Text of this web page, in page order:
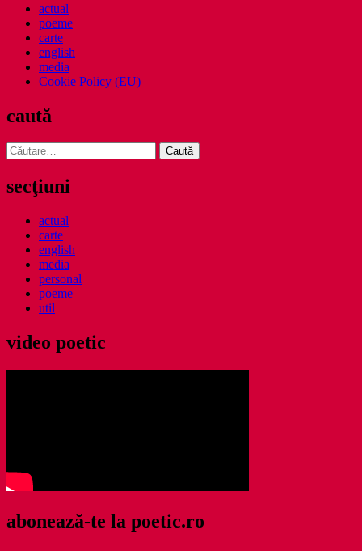
actual
poeme
carte
english
media
Cookie Policy (EU)
caută
Caută
după:
secţiuni
actual
carte
english
media
personal
poeme
util
video poetic
abonează-te la poetic.ro